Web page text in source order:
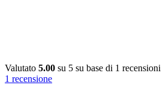
Valutato 5.00 su 5 su base di 1 recensioni
1 recensione